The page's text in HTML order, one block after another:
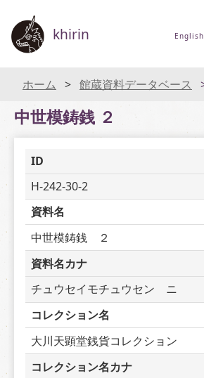
khirin English
ホーム 館蔵資料データベース
中世模鋳銭 ２
ID
H-242-30-2
資料名
中世模鋳銭　２
資料名カナ
チュウセイモチュウセン　ニ
コレクション名
大川天顕堂銭貨コレクション
コレクション名カナ